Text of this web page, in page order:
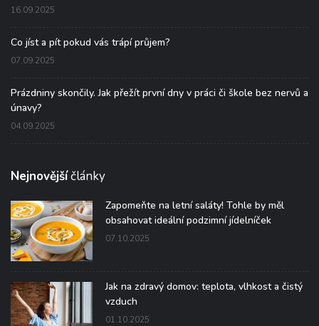
16.09.2025
Co jíst a pít pokud vás trápí průjem?
07.09.2025
Prázdniny skončily. Jak přežít první dny v práci či škole bez nervů a
únavy?
04.09.2025
Nejnovějšíčlánky
Zapomeňte na letní saláty! Tohle by měl
obsahovat ideální podzimní jídelníček
07.10.2025
Jak na zdravý domov: teplota, vlhkost a čistý
vzduch
01.10.2025